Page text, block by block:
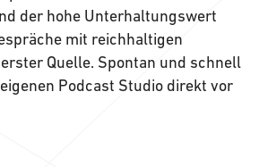
der hohe Unterhaltungswert
mit reichhaltigen
Quelle. Spontan und schnell
Podcast Studio direkt vor